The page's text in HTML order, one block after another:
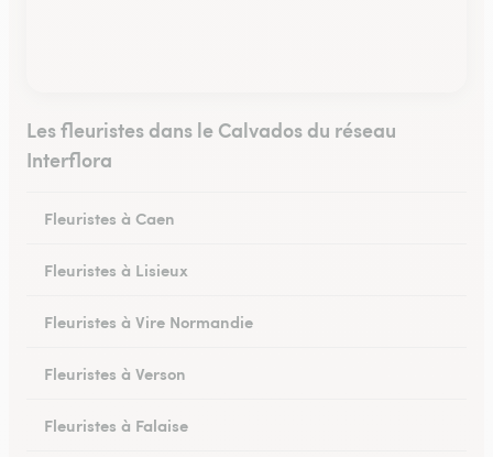
Les fleuristes dans le Calvados du réseau
Interflora
Fleuristes à Caen
Fleuristes à Lisieux
Fleuristes à Vire Normandie
Fleuristes à Verson
Fleuristes à Falaise